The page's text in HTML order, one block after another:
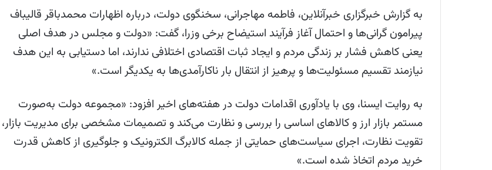
به گزارش خبرگزاری خبرآنلاین، فاطمه مهاجرانی، سخنگوی دولت، درباره اظهارات محمدباقر قالیباف
پیرامون گرانی‌ها و احتمال آغاز فرآیند استیضاح برخی وزرا، گفت: «دولت و مجلس در هدف اصلی
یعنی کاهش فشار بر زندگی مردم و ایجاد ثبات اقتصادی اختلافی ندارند، اما دستیابی به این هدف
نیازمند تقسیم مسئولیت‌ها و پرهیز از انتقال بار ناکارآمدی‌ها به یکدیگر است.»
به روایت ایسنا، وی با یادآوری اقدامات دولت در هفته‌های اخیر افزود: «مجموعه دولت به‌صورت
مستمر بازار ارز و کالاهای اساسی را بررسی و نظارت می‌کند و تصمیمات مشخصی برای مدیریت بازار،
تقویت نظارت، اجرای سیاست‌های حمایتی از جمله کالابرگ الکترونیک و جلوگیری از کاهش قدرت
خرید مردم اتخاذ شده است.»